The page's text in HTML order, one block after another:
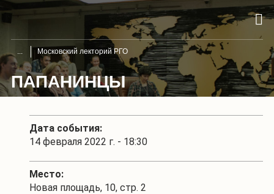
Московский лекторий РГО
ПАПАНИНЦЫ
Дата события:
14 февраля 2022 г. - 18:30
Место:
Новая площадь, 10, стр. 2